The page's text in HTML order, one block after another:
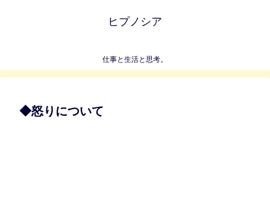
ヒプノシア
仕事と生活と思考。
◆怒りについて